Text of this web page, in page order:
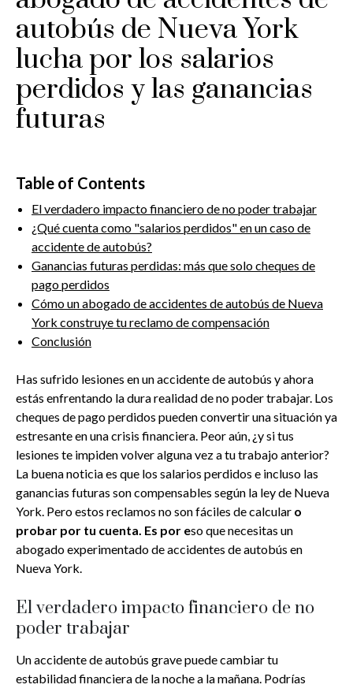
autobús de Nueva York
lucha por los salarios
perdidos y las ganancias
futuras
Table of Contents
El verdadero impacto financiero de no poder trabajar
¿Qué cuenta como "salarios perdidos" en un caso de
accidente de autobús?
Ganancias futuras perdidas: más que solo cheques de
pago perdidos
Cómo un abogado de accidentes de autobús de Nueva
York construye tu reclamo de compensación
Conclusión
Has sufrido lesiones en un accidente de autobús y ahora
estás enfrentando la dura realidad de no poder trabajar. Los
cheques de pago perdidos pueden convertir una situación ya
estresante en una crisis financiera. Peor aún, ¿y si tus
lesiones te impiden volver alguna vez a tu trabajo anterior?
La buena noticia es que los salarios perdidos e incluso las
ganancias futuras son compensables según la ley de Nueva
York. Pero estos reclamos no son fáciles de calcular o
probar por tu cuenta. Es por eso que necesitas un
abogado experimentado de accidentes de autobús en
Nueva York.
El verdadero impacto financiero de no
poder trabajar
Un accidente de autobús grave puede cambiar tu
estabilidad financiera de la noche a la mañana. Podrías